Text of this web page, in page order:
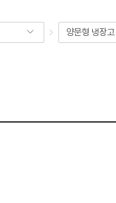
양문형 냉장고